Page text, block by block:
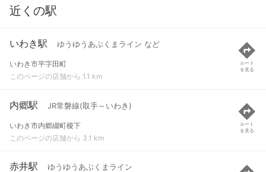
近くの駅
いわき駅 ゆうゆうあぶくまライン など
いわき市平字田町
このページの店舗から 1.1 km
ルート
を見る
内郷駅 JR常磐線(取手～いわき)
いわき市内郷綴町榎下
このページの店舗から 3.1 km
ルート
を見る
赤井駅 ゆうゆうあぶくまライン